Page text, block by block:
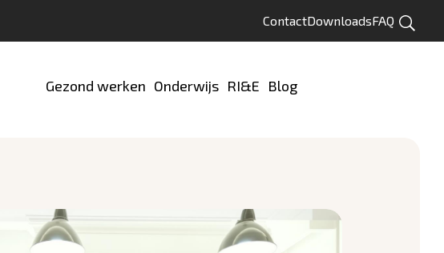
ContactDownloadsFAQ
Zoeken
Gezond werken Onderwijs RI&E Blog